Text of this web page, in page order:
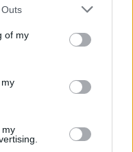
one or more Google
You may click to
its third-party tags to
in below Google
of my
my
vasúti
felcímkézem
a blogketrecben
aloldalra.
az eseményről,